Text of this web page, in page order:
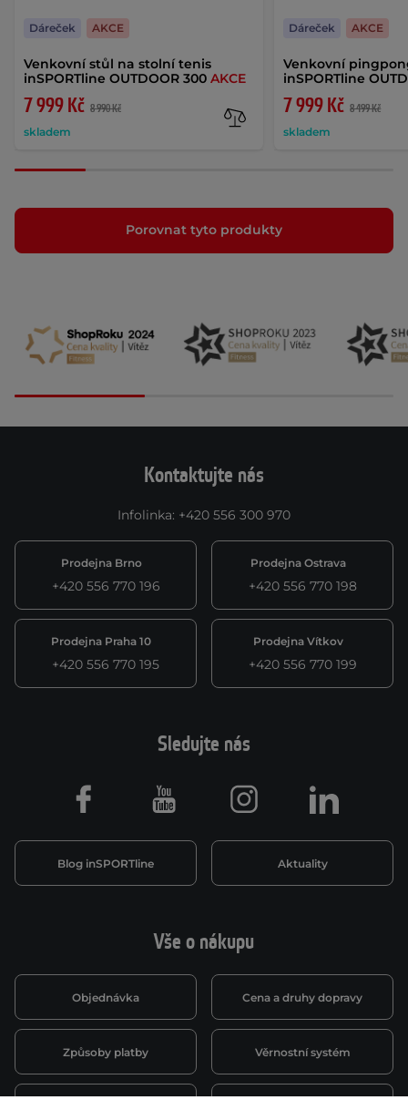
Venkovní stůl na stolní tenis
inSPORTline OUTDOOR 300 AKCE
7 999 Kč 8 990 Kč
skladem
Dáreček AKCE
Venkovní
inSPORTline
7 999 Kč 8 499 Kč
skladem
Dáreček AKCE
Porovnat tyto produkty
Kontaktujte nás
Infolinka: +420 556 300 970
Prodejna Brno
+420 556 770 196
Prodejna Ostrava
+420 556 770 198
Prodejna Praha 10
+420 556 770 195
Prodejna Vítkov
+420 556 770 199
Vše o nákupu
Objednávka Cena a druhy dopravy
Způsoby platby Věrnostní systém
Sledujte nás
Blog inSPORTline Aktuality
Facebook Youtube Instagram LinkedIn